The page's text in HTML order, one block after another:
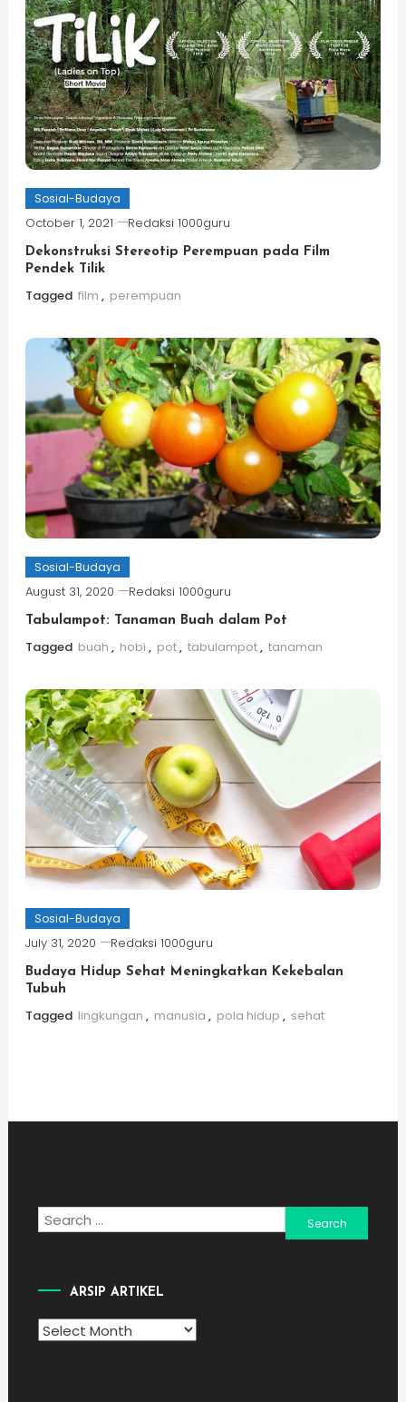
Sosial-Budaya
October 1, 2021 Redaksi 1000guru
Dekonstruksi Stereotip Perempuan pada Film
Pendek Tilik
Tagged film , perempuan
Sosial-Budaya
August 31, 2020 Redaksi 1000guru
Tabulampot: Tanaman Buah dalam Pot
Tagged buah , hobi , pot, tabulampot, tanaman
Sosial-Budaya
July 31, 2020 Redaksi 1000guru
Budaya Hidup Sehat Meningkatkan Kekebalan
Tubuh
Tagged lingkungan , manusia , pola hidup , sehat
Search
for:
ARSIP ARTIKEL
Arsip